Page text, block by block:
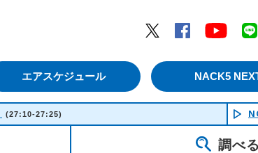
Twitter
Facebook
エアスケジュール NACK5
(27:10-27:25)
調べる